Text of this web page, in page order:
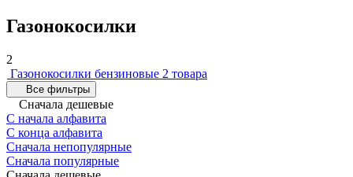
Газонокосилки
2
Газонокосилки бензиновые 2 товара
Все фильтры
Сначала дешевые
С начала алфавита
С конца алфавита
Сначала непопулярные
Сначала популярные